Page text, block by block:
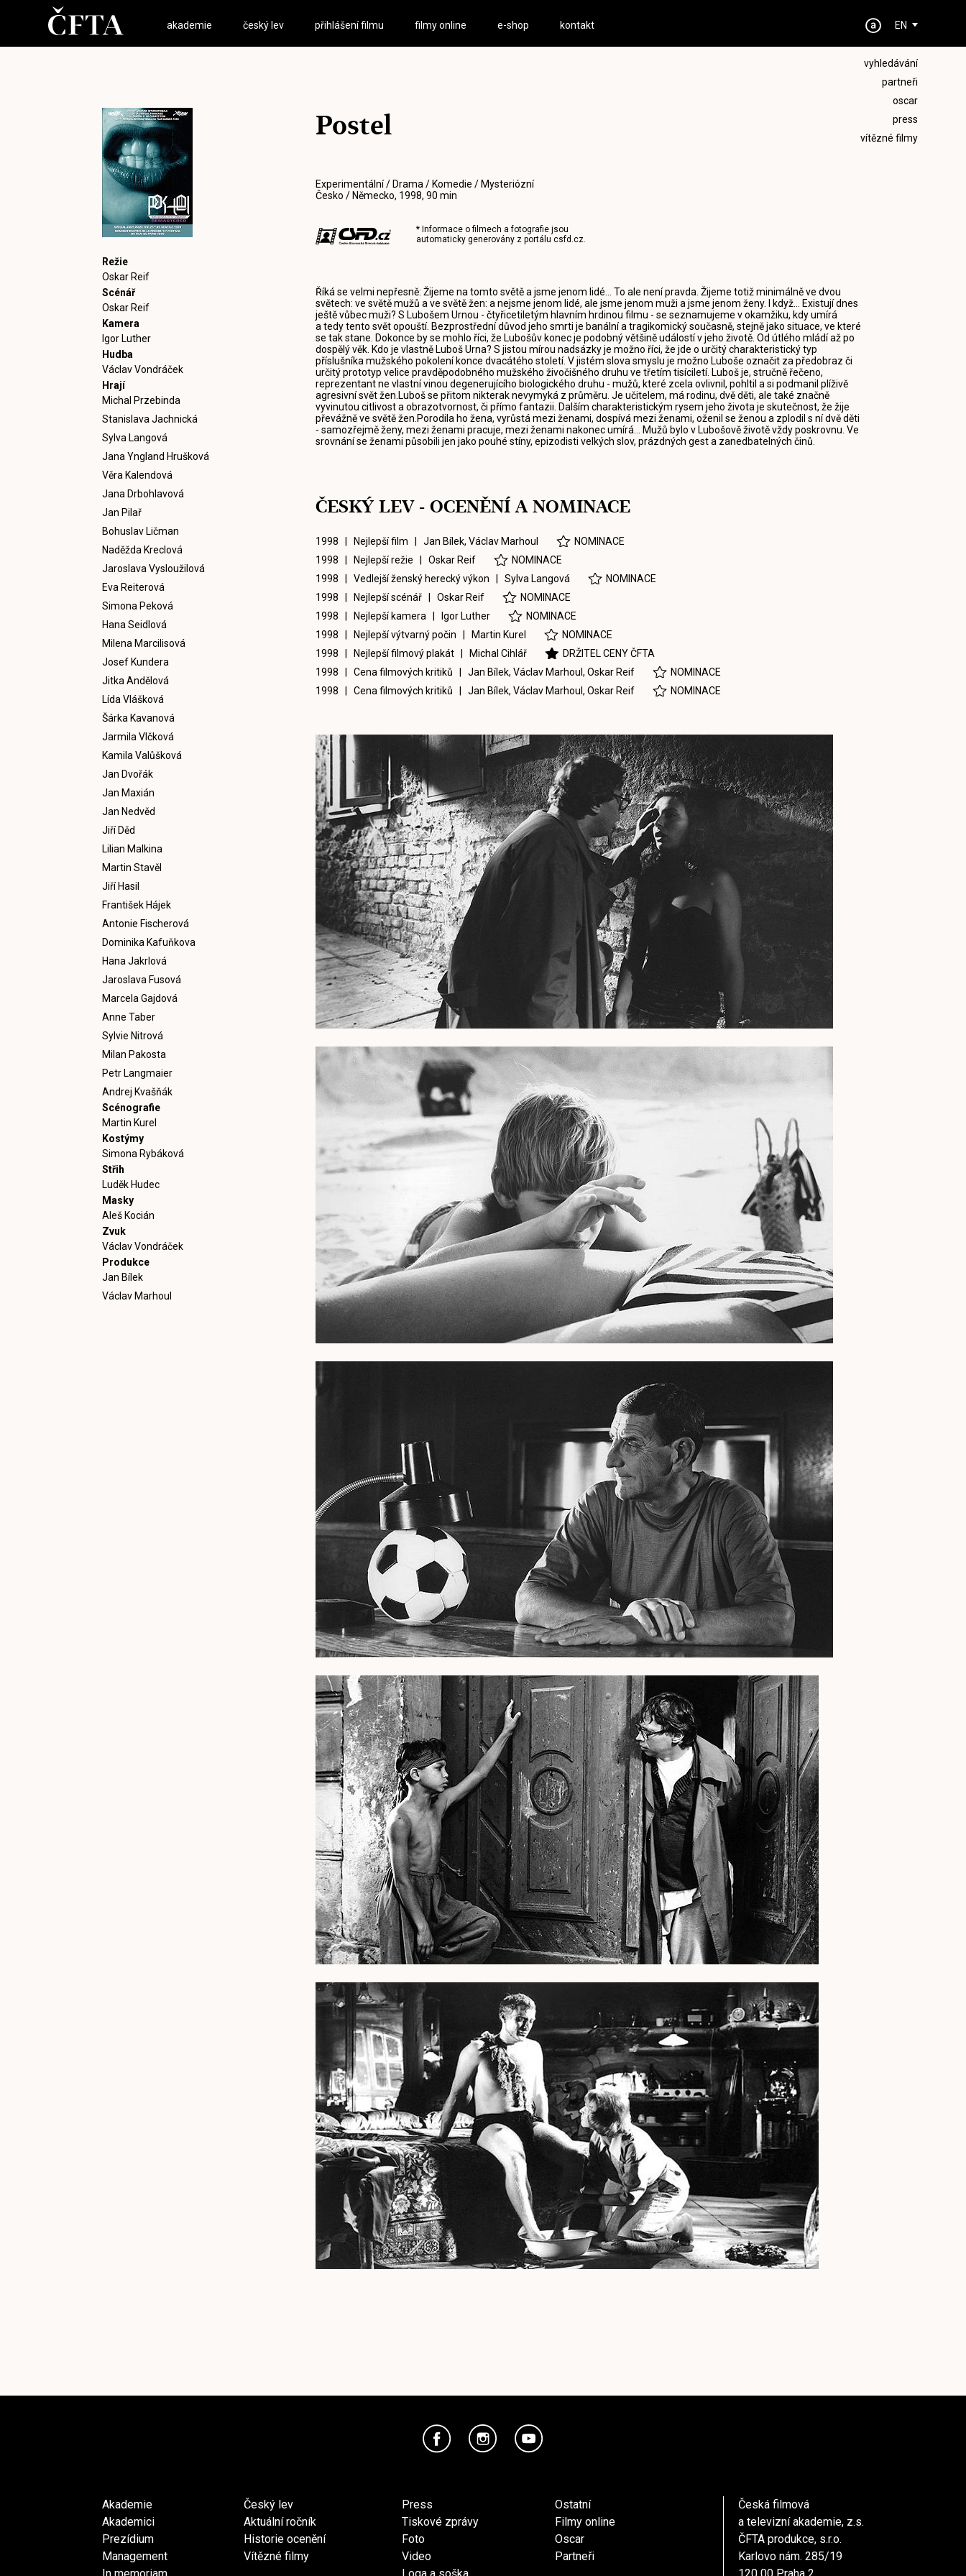
akademie český lev přihlášení filmu filmy online e-shop kontakt EN
vyhledávání
partneři
oscar
press
vítězné filmy
Režie
Oskar Reif
Scénář
Oskar Reif
Kamera
Igor Luther
Hudba
Václav Vondráček
Hrají
Michal Przebinda
Stanislava Jachnická
Sylva Langová
Jana Yngland Hrušková
Věra Kalendová
Jana Drbohlavová
Jan Pilař
Bohuslav Ličman
Naděžda Kreclová
Jaroslava Vysloužilová
Eva Reiterová
Simona Peková
Hana Seidlová
Milena Marcilisová
Josef Kundera
Jitka Andělová
Lída Vlášková
Šárka Kavanová
Jarmila Vlčková
Kamila Valůšková
Jan Dvořák
Jan Maxián
Jan Nedvěd
Jiří Děd
Lilian Malkina
Martin Stavěl
Jiří Hasil
František Hájek
Antonie Fischerová
Dominika Kafuňkova
Hana Jakrlová
Jaroslava Fusová
Marcela Gajdová
Anne Taber
Sylvie Nitrová
Milan Pakosta
Petr Langmaier
Andrej Kvašňák
Scénografie
Martin Kurel
Kostýmy
Simona Rybáková
Střih
Luděk Hudec
Masky
Aleš Kocián
Zvuk
Václav Vondráček
Produkce
Jan Bílek
Václav Marhoul
Postel
Experimentální / Drama / Komedie / Mysteriózní
Česko / Německo, 1998, 90 min
* Informace o filmech a fotografie jsou
automaticky generovány z portálu csfd.cz.
Říká se velmi nepřesně: Žijeme na tomto světě a jsme jenom lidé... To ale není pravda. Žijeme totiž minimálně ve dvou
světech: ve světě mužů a ve světě žen: a nejsme jenom lidé, ale jsme jenom muži a jsme jenom ženy. I když... Existují dnes
ještě vůbec muži? S Lubošem Urnou - čtyřicetiletým hlavním hrdinou filmu - se seznamujeme v okamžiku, kdy umírá
a tedy tento svět opouští. Bezprostřední důvod jeho smrti je banální a tragikomický současně, stejně jako situace, ve které
se tak stane. Dokonce by se mohlo říci, že Lubošův konec je podobný většině událostí v jeho životě. Od útlého mládí až po
dospělý věk. Kdo je vlastně Luboš Urna? S jistou mírou nadsázky je možno říci, že jde o určitý charakteristický typ
příslušníka mužského pokolení konce dvacátého století. V jistém slova smyslu je možno Luboše označit za předobraz či
určitý prototyp velice pravděpodobného mužského živočišného druhu ve třetím tisíciletí. Luboš je, stručně řečeno,
reprezentant ne vlastní vinou degenerujícího biologického druhu - mužů, které zcela ovlivnil, pohltil a si podmanil plíživě
agresivní svět žen.Luboš se přitom nikterak nevymyká z průměru. Je učitelem, má rodinu, dvě děti, ale také značně
vyvinutou citlivost a obrazotvornost, či přímo fantazii. Dalším charakteristickým rysem jeho života je skutečnost, že žije
převážně ve světě žen.Porodila ho žena, vyrůstá mezi ženami, dospívá mezi ženami, oženil se ženou a zplodil s ní dvě děti
- samozřejmě ženy, mezi ženami pracuje, mezi ženami nakonec umírá... Mužů bylo v Lubošově životě vždy poskrovnu. Ve
srovnání se ženami působili jen jako pouhé stíny, epizodisti velkých slov, prázdných gest a zanedbatelných činů.
ČESKÝ LEV - OCENĚNÍ A NOMINACE
1998 | Nejlepší film | Jan Bílek, Václav Marhoul
NOMINACE
1998 | Nejlepší režie | Oskar Reif
NOMINACE
1998 | Vedlejší ženský herecký výkon | Sylva Langová
NOMINACE
1998 | Nejlepší scénář | Oskar Reif
NOMINACE
1998 | Nejlepší kamera |
Igor Luther
NOMINACE
1998 | Nejlepší výtvarný počin |
Martin Kurel
NOMINACE
1998 | Nejlepší filmový plakát |
Michal Cihlář
DRŽITEL CENY ČFTA
1998 | Cena filmových kritiků | Jan Bílek, Václav Marhoul , Oskar Reif
NOMINACE
1998 | Cena filmových kritiků | Jan Bílek, Václav Marhoul , Oskar Reif NOMINACE
Akademie
Akademici
Prezídium
Management
Český lev
Aktuální ročník
Historie ocenění
Vítězné filmy
Press
Tiskové zprávy
Foto
Video
Ostatní
Filmy online
Oscar
Partneři
Česká filmová
a televizní akademie, z.s.
ČFTA produkce, s.r.o.
Karlovo nám. 285/19